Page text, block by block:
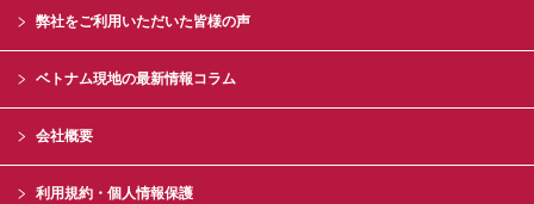
弊社をご利用いただいた皆様の声
ベトナム現地の最新情報コラム
会社概要
利用規約・個人情報保護